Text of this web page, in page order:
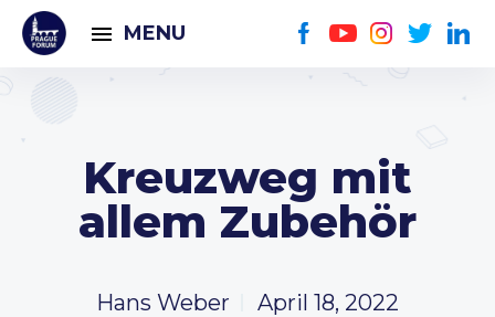
MENU
Kreuzweg mit
allem Zubehör
Hans Weber April 18, 2022